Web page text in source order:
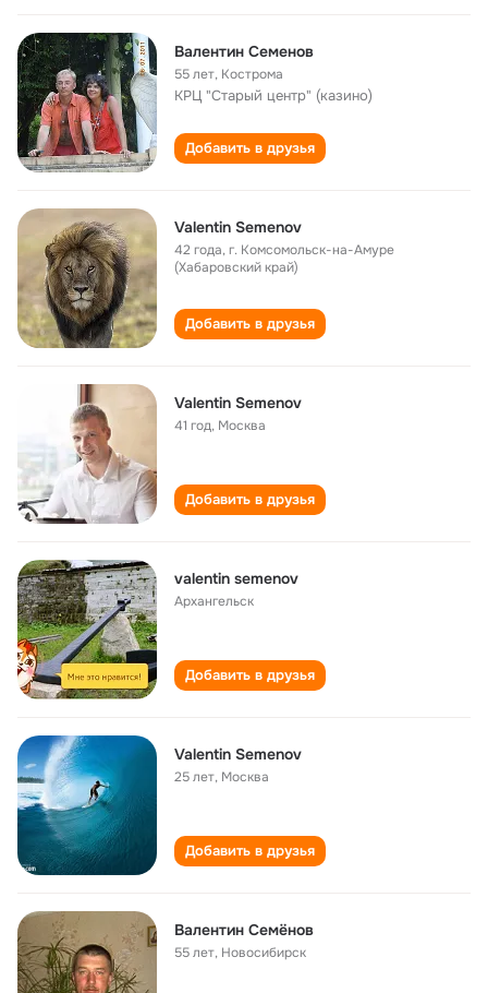
Валентин Семенов
55 лет, Кострома
КРЦ "Старый центр" (казино)
Добавить в друзья
Valentin Semenov
42 года,г. Комсомольск-на-Амуре
(Хабаровский край)
Добавить в друзья
Valentin Semenov
41 год, Москва
Добавить в друзья
valentin semenov
Архангельск
Добавить в друзья
Valentin Semenov
25 лет, Москва
Добавить в друзья
Валентин Семёнов
55 лет, Новосибирск